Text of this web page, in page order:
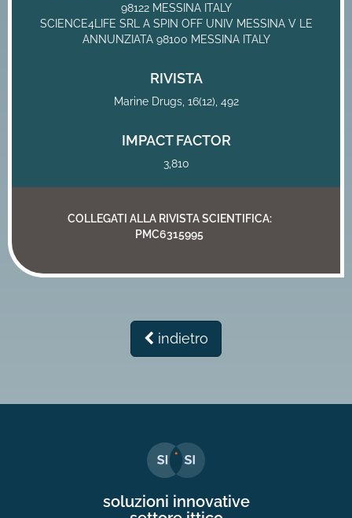
98122 MESSINA ITALY
SCIENCE4LIFE SRL A SPIN OFF UNIV MESSINA V LE
ANNUNZIATA 98100 MESSINA ITALY
RIVISTA
Marine Drugs, 16(12), 492
IMPACT FACTOR
3,810
COLLEGATI ALLA RIVISTA SCIENTIFICA:
PMC6315995
indietro
soluzioni innovative